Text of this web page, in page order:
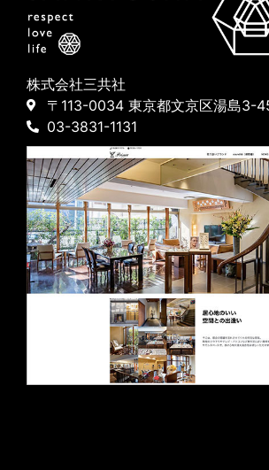
株式会社三共社
〒113-0034 東京都文京区湯島3-
03-3831-1131